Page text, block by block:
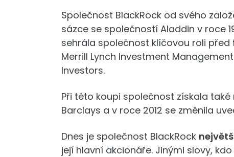
Společnost BlackRock od svého
sázce se společností Aladdin v roce
sehrála společnost klíčovou roli před
Merrill Lynch Investment
Investors.
Při této koupi společnost získala také
Barclays a v roce 2012 se změnila
Dnes je společnost BlackRock
její hlavní akcionáře. Jinými slovy,